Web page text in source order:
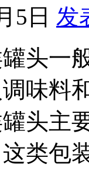
5日 发
一般
味料
头主
类包